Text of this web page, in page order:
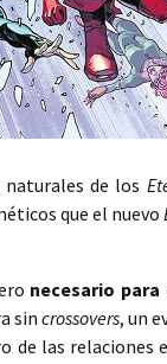
de los
que el nuevo
necesario
sincrossovers, un
de las